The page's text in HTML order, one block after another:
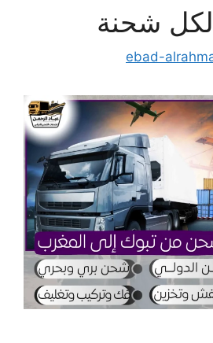
لكل شحنة
ebad-